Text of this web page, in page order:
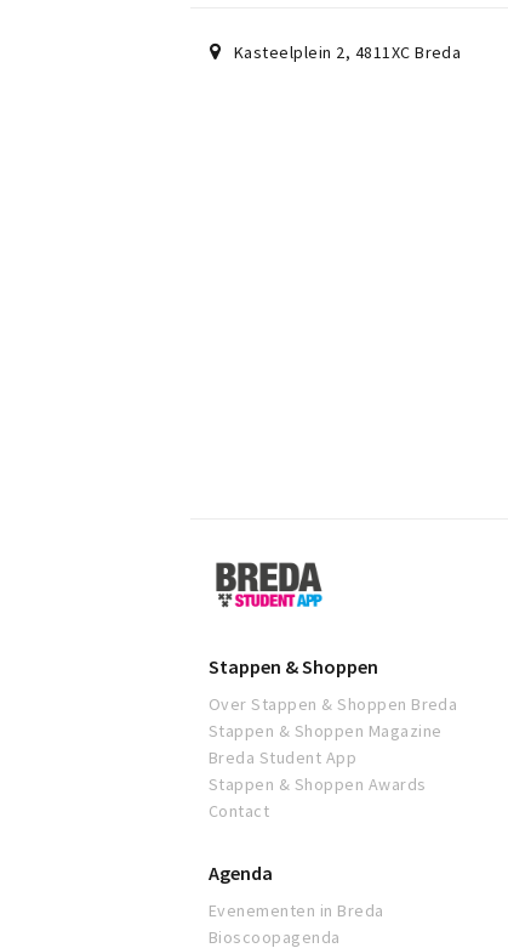
Kasteelplein 2, 4811XC Breda
Breda
Student
App
Stappen & Shoppen
Over Stappen & Shoppen Breda
Stappen & Shoppen Magazine
Breda Student App
Stappen & Shoppen Awards
Contact
Agenda
Evenementen in Breda
Bioscoopagenda